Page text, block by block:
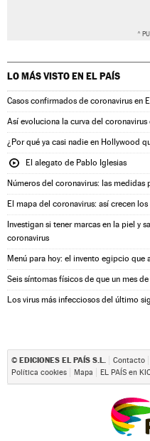
LO MÁS VISTO EN EL PAÍS
Casos confirmados de coronavirus en
Así evoluciona la curva del
¿Por qué ya casi nadie en Hollywood
El alegato de Pablo Iglesias
Números del coronavirus: las medidas
El mapa del coronavirus: así crecen
Investigan si tener marcas en la piel y
coronavirus
Menú para hoy: el invento egipcio que
Seis síntomas físicos de que un mes
Los virus más infecciosos del último
© EDICIONES EL PAÍS S.L. Contacto
Política cookies
Mapa EL PAÍS en